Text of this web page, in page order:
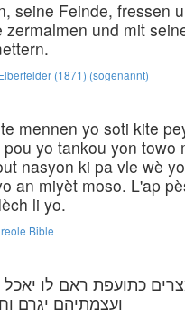
seine Feinde, fressen
zermalmen und mit
(1871) (sogenannt)
mennen yo soti kite
yo tankou yon towo
nasyon ki pa vle wè
an miyèt moso. L'ap
li yo.
Bible
כתועפת ראם לו יאכל
ועצמתיהם יגרם